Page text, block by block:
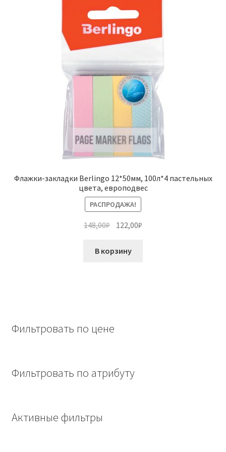
Флажки-закладки Berlingo 12*50мм, 100л*4 пастельных
цвета, европодвес
РАСПРОДАЖА!
148,00₽ Первоначальная
составляла
122,00₽
В корзину
Фильтровать по цене
Фильтровать по атрибуту
Активные фильтры